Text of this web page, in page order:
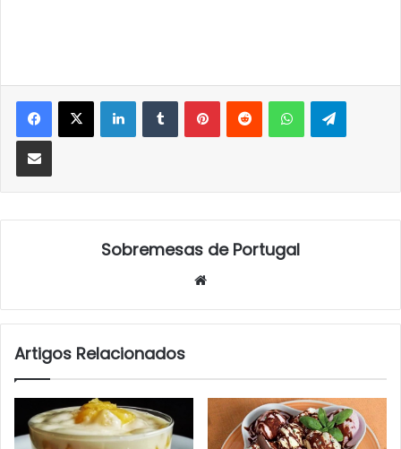
LinkedInTumblrPinterestReddit WhatsApp
Partilhar Via Email
Sobremesas de Portugal
Artigos Relacionados